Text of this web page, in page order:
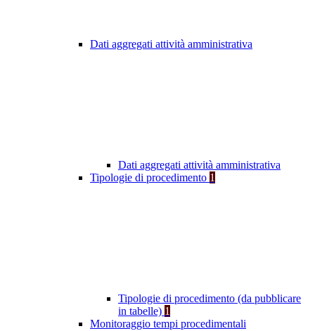
Dati aggregati attività amministrativa
Dati aggregati attività amministrativa
Tipologie di procedimento 1
Tipologie di procedimento (da pubblicare
in tabelle) 1
Monitoraggio tempi procedimentali